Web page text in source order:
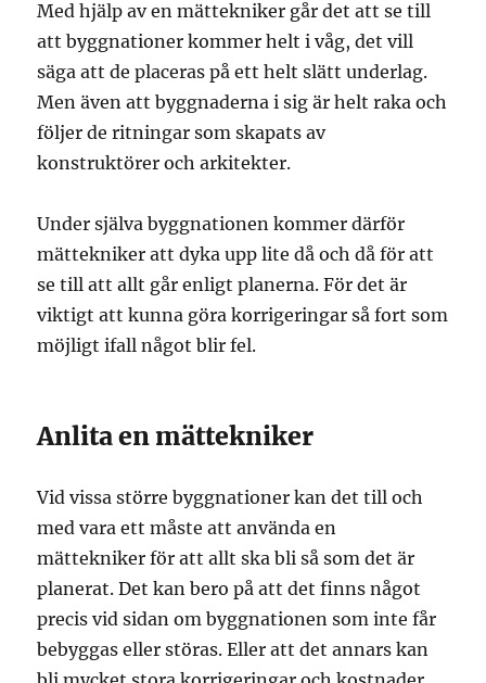
Med hjälp av en mättekniker går det att se till
att byggnationer kommer helt i våg, det vill
säga att de placeras på ett helt slätt underlag.
Men även att byggnaderna i sig är helt raka och
följer de ritningar som skapats av
konstruktörer och arkitekter.
Under själva byggnationen kommer därför
mättekniker att dyka upp lite då och då för att
se till att allt går enligt planerna. För det är
viktigt att kunna göra korrigeringar så fort som
möjligt ifall något blir fel.
Anlita en mättekniker
Vid vissa större byggnationer kan det till och
med vara ett måste att använda en
mättekniker för att allt ska bli så som det är
planerat. Det kan bero på att det finns något
precis vid sidan om byggnationen som inte får
bebyggas eller störas. Eller att det annars kan